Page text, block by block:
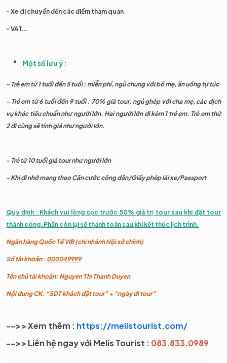
- Xe di chuyển đến các điểm tham quan
- VAT...
Một số lưu ý :
- Trẻ em từ 1 tuổi đến 5 tuổi : miễn phí, ngủ chung với bố mẹ, ăn uống tự túc
- Trẻ em từ 6 tuổi đến 9 tuổi : 70% giá tour, ngủ ghép với cha mẹ, các dịch
vụ khác tiêu chuẩn như người lớn. Hai người lớn đi kèm 1 trẻ em. Trẻ em thứ
2 đi cùng sẽ tính giá như người lớn.
- Trẻ từ 10 tuổi giá tour như người lớn
- Khi đi nhớ mang theo Căn cước công dân/Giấy phép lái xe/Passport
Quy định : Khách vui lòng cọc trước 50% giá trị tour sau khi đặt tour
thành công. Phần còn lại sẽ thanh toán sau khi kết thúc lịch trình.
Ngân hàng Quốc Tế VIB (chi nhánh Hội sở chính)
Số tài khoản : 000049999
Tên chủ tài khoản: Nguyen Thi Thanh Duyen
Nội dung CK: “SDT khách đặt tour” + “ngày đi tour”
-->> Xem thêm : https://melistourist.com/
-->> Liên hệ ngay với Melis Tourist : 083.833.0989